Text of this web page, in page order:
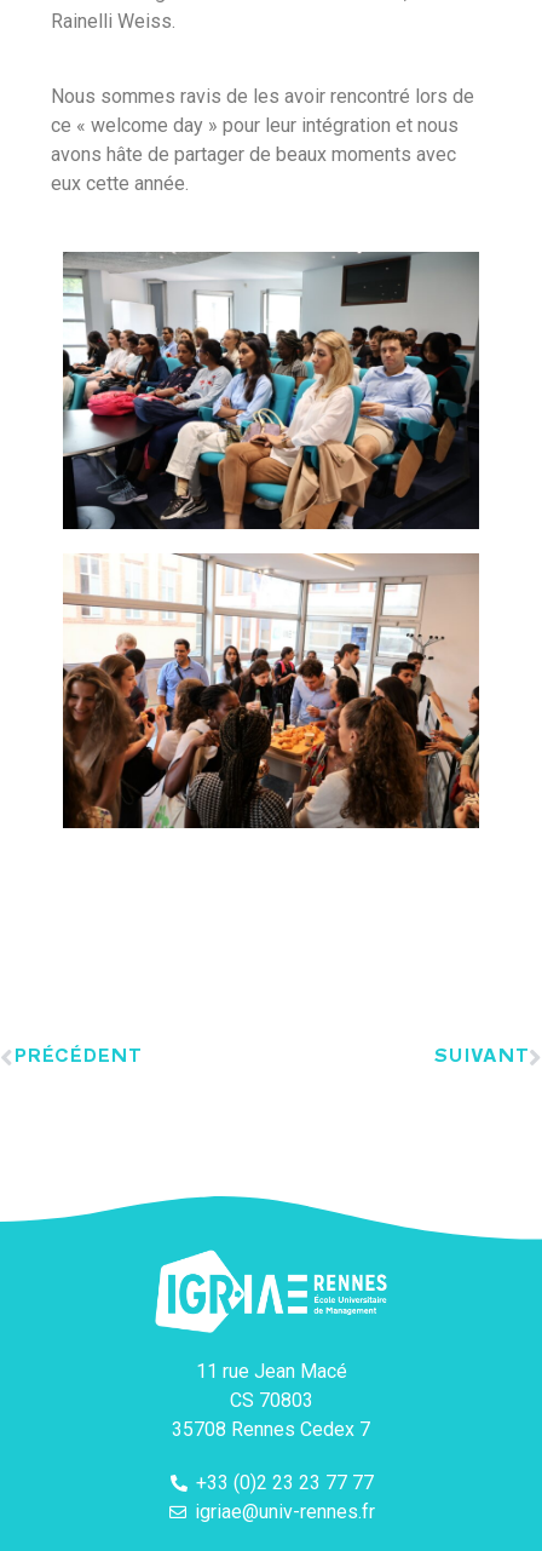
Rainelli Weiss.
Nous sommes ravis de les avoir rencontré lors de
ce « welcome day » pour leur intégration et nous
avons hâte de partager de beaux moments avec
eux cette année.
PRÉCÉDENT SUIVANT
11 rue Jean Macé
CS 70803
35708 Rennes Cedex 7
+33 (0)2 23 23 77 77
igriae@univ-rennes.fr